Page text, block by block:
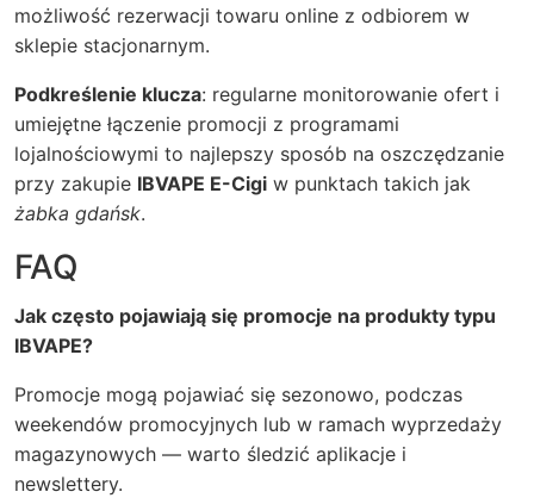
możliwość rezerwacji towaru online z odbiorem w
sklepie stacjonarnym.
Podkreślenie klucza: regularne monitorowanie ofert i
umiejętne łączenie promocji z programami
lojalnościowymi to najlepszy sposób na oszczędzanie
przy zakupie IBVAPE E-Cigi w punktach takich jak
żabka gdańsk.
FAQ
Jak często pojawiają się promocje na produkty typu
IBVAPE?
Promocje mogą pojawiać się sezonowo, podczas
weekendów promocyjnych lub w ramach wyprzedaży
magazynowych — warto śledzić aplikacje i
newslettery.